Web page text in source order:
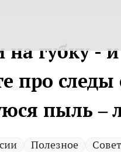
на губку -
про
пыль –
Полезное